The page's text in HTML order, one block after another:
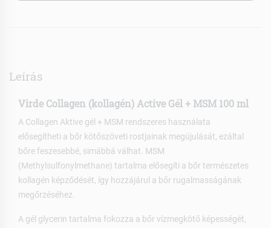
Leírás
Virde Collagen (kollagén) Active Gél + MSM 100 ml
A Collagen Aktive gél + MSM rendszeres használata
elősegítheti a bőr kötőszöveti rostjainak megújulását, ezáltal
bőre feszesebbé, simábbá válhat. MSM
(Methylsulfonylmethane) tartalma elősegíti a bőr természetes
kollagén képződését, így hozzájárul a bőr rugalmasságának
megőrzéséhez.
A gél glycerin tartalma fokozza a bőr vízmegkötő képességét,